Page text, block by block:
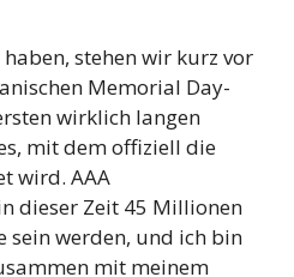
haben, stehen wir kurz vor
Memorial Day-
wirklich langen
mit dem offiziell die
wird. AAA
dieser Zeit 45 Millionen
sein werden, und ich bin
mit meinem